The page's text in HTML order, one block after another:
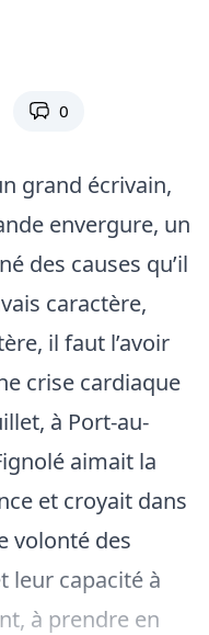
0
grand écrivain,
envergure, un
des causes qu’il
caractère,
il faut l’avoir
crise cardiaque
à Port-au-
aimait la
et croyait dans
volonté des
leur capacité à
à prendre en